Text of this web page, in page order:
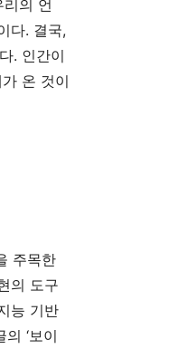
의 언
다. 결국,
. 인간이
온 것이
주목한
의 도구
능 기반
‘보이